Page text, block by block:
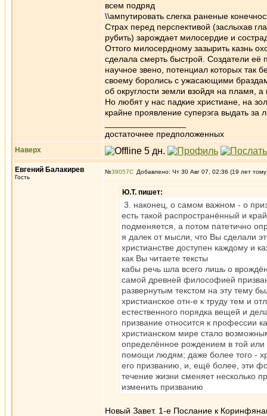
всем подряд
\\ампутировать слегка раненые
Страх перед перспективой (заслыхав
рубить) зарождает милосердие и
Оттого милосердному зазырить казнь
сделала смерть быстрой. Создатели её
научное звено, потенциал которых так
своему боролись с ужасающими
об округлости земли взойдя на пламя, а
Но любят у нас падкие христиане, на
крайне проявление суперэга выдать
достаточнее предположенных
Наверх
Евгений Балакирев
Гость
№39057 Добавлено: Чт 30 Авг 07, 02:36 (19 лет
Ю.Т. пишет:
3. наконец, о самом важном - о
есть такой распространённый и
подменяется, а потом патетично
я далек от мысли, что Вы сделали
христианстве доступен каждому и
как Вы читаете тексты
кабы речь шла всего лишь о
самой древней философией
развернутым текстом на эту тему
христианское отн-е к труду тем и
естественного порядка вещей и
призвание относится к профессии
христианском мире стало
определённое рождением в той
помощи людям; даже более того -
его призванию, и, ещё более, эти
течение жизни сменяет несколько
изменить призванию
Новый Завет. 1-е Послание к